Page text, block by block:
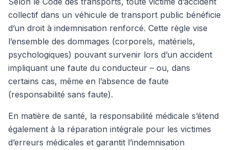
collectif dans un véhicule de transport public bénéficie
d’un droit à indemnisation renforcé. Cette règle vise
l’ensemble des dommages (corporels, matériels,
psychologiques) pouvant survenir lors d’un accident
impliquant une faute du conducteur – ou, dans
certains cas, même en l’absence de faute
(responsabilité sans faute).
En matière de santé, la responsabilité médicale s’étend
également à la réparation intégrale pour les victimes
d’erreurs médicales et garantit l’indemnisation